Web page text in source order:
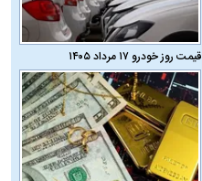
قیمت روز خودرو ۱۷ مرداد ۱۴۰۵